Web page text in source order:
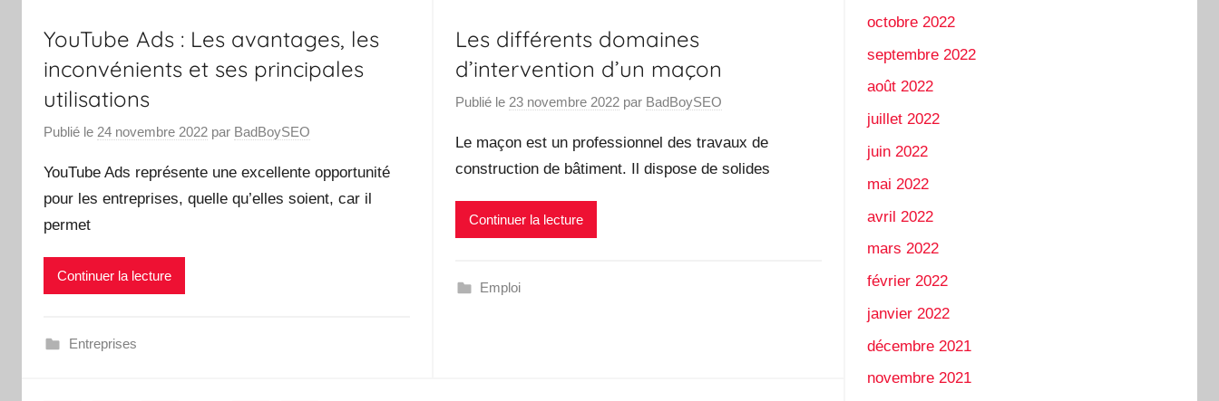
YouTube Ads : Les avantages, les
inconvénients et ses principales
utilisations
Publié le 24 novembre 2022 par BadBoySEO
YouTube Ads représente une excellente opportunité
pour les entreprises, quelle qu’elles soient, car il
permet
Continuer la lecture
Entreprises
Les différents domaines
d’intervention d’un maçon
Publié le 23 novembre 2022par BadBoySEO
Le maçon est un professionnel des travaux de
construction de bâtiment. Il dispose de solides
Continuer la lecture
Emploi
octobre 2022
septembre 2022
août 2022
juillet 2022
juin 2022
mai 2022
avril 2022
mars 2022
février 2022
janvier 2022
décembre 2021
novembre 2021